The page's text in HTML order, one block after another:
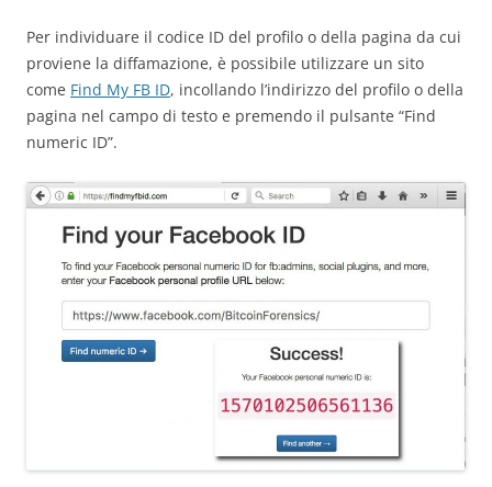
Per individuare il codice ID del profilo o della pagina da cui
proviene la diffamazione, è possibile utilizzare un sito
come Find My FB ID, incollando l’indirizzo del profilo o della
pagina nel campo di testo e premendo il pulsante “Find
numeric ID”.